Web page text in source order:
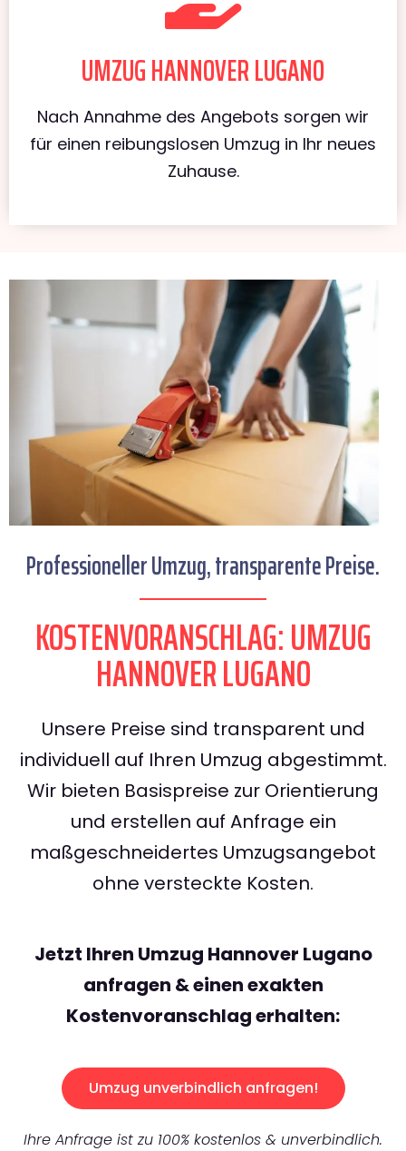
UMZUG HANNOVER LUGANO
Nach Annahme des Angebots sorgen wir
für einen reibungslosen Umzug in Ihr neues
Zuhause.
Professioneller Umzug, transparente Preise.
KOSTENVORANSCHLAG: UMZUG
HANNOVER LUGANO
Unsere Preise sind transparent und
individuell auf Ihren Umzug abgestimmt.
Wir bieten Basispreise zur Orientierung
und erstellen auf Anfrage ein
maßgeschneidertes Umzugsangebot
ohne versteckte Kosten.
Jetzt Ihren Umzug Hannover Lugano
anfragen & einen exakten
Kostenvoranschlag erhalten:
Umzug unverbindlich anfragen!
Ihre Anfrage ist zu 100% kostenlos & unverbindlich.